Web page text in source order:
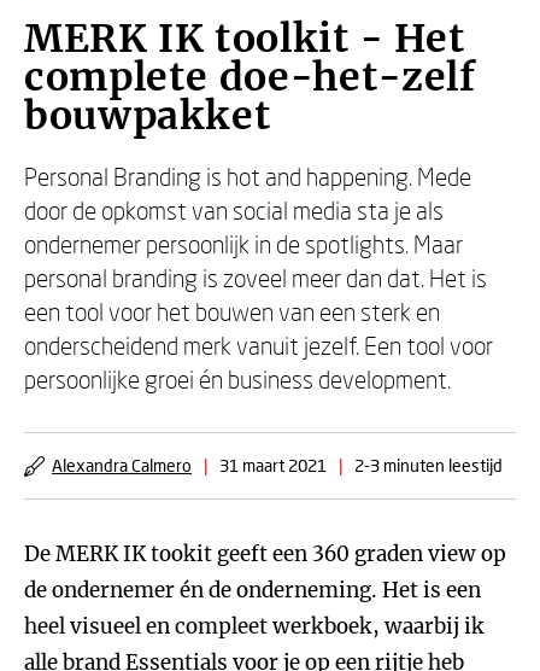
MERK IK toolkit - Het
complete doe-het-zelf
bouwpakket
Personal Branding is hot and happening. Mede
door de opkomst van social media sta je als
ondernemer persoonlijk in de spotlights. Maar
personal branding is zoveel meer dan dat. Het is
een tool voor het bouwen van een sterk en
onderscheidend merk vanuit jezelf. Een tool voor
persoonlijke groei én business development.
Alexandra Calmero | 31 maart 2021 | 2-3 minuten leestijd
De MERK IK tookit geeft een 360 graden view op
de ondernemer én de onderneming. Het is een
heel visueel en compleet werkboek, waarbij ik
alle brand Essentials voor je op een rijtje heb